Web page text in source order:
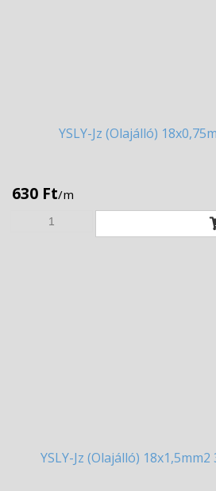
YSLY-Jz (Olajálló)
630 Ft/m
YSLY-Jz (Olajálló) 18x1,5mm2